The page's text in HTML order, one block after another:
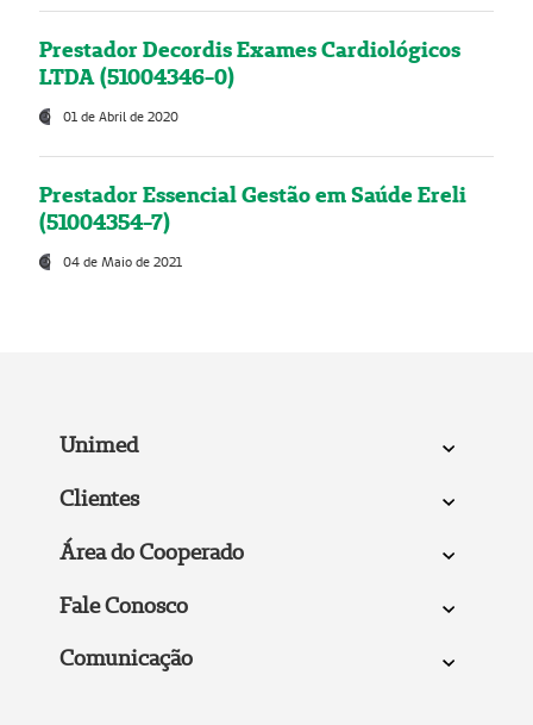
Prestador Decordis Exames Cardiológicos
LTDA (51004346-0)
01 de Abril de 2020
Prestador Essencial Gestão em Saúde Ereli
(51004354-7)
04 de Maio de 2021
Unimed
Clientes
Área do Cooperado
Fale Conosco
Comunicação